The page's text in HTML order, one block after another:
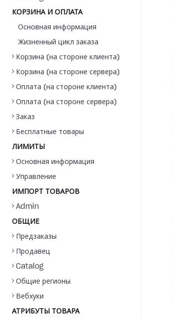
КОРЗИНА И ОПЛАТА
Основная информация
Жизненный цикл заказа
Корзина (на стороне клиента)
Корзина (на стороне сервера)
Оплата (на стороне клиента)
Оплата (на стороне сервера)
Заказ
Бесплатные товары
ЛИМИТЫ
Основная информация
Управление
ИМПОРТ ТОВАРОВ
Admin
ОБЩИЕ
Предзаказы
Продавец
Catalog
Общие регионы
Вебхуки
АТРИБУТЫ ТОВАРА